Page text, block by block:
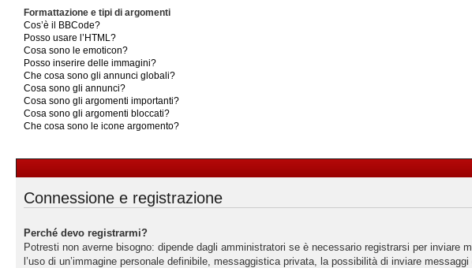
Formattazione e tipi di argomenti
Cos’è il BBCode?
Posso usare l’HTML?
Cosa sono le emoticon?
Posso inserire delle immagini?
Che cosa sono gli annunci globali?
Cosa sono gli annunci?
Cosa sono gli argomenti importanti?
Cosa sono gli argomenti bloccati?
Che cosa sono le icone argomento?
Connessione e registrazione
Perché devo registrarmi?
Potresti non averne bisogno: dipende dagli amministratori se è necessario registrarsi per
l’uso di un’immagine personale definibile, messaggistica privata, la possibilità di inviare